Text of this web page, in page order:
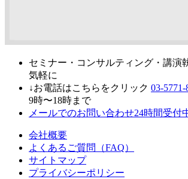
セミナー・ コンサルティング・ 講演
気軽に
↓お電話はこちらをクリック 03-5771-
9時〜18時まで
メールでのお問い合わせ24時間受付
会社概要
よくあるご質問（FAQ）
サイトマップ
プライバシーポリシー